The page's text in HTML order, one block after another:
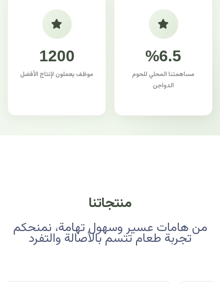
%6.5
مساهمتنا المحلي للحوم
الدواجن
1200
موظف يعملون لإنتاج الأفضل
منتجاتنا
من هامات عسير وسهول تهامة، نمنحكم
تجربة طعام تتسم بالأصالة والتفرد